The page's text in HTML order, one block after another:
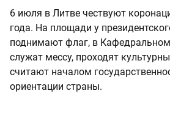
6 июля в Литве чествуют
года. На площади у
поднимают флаг, в
служат мессу, проходят
считают началом
ориентации страны.